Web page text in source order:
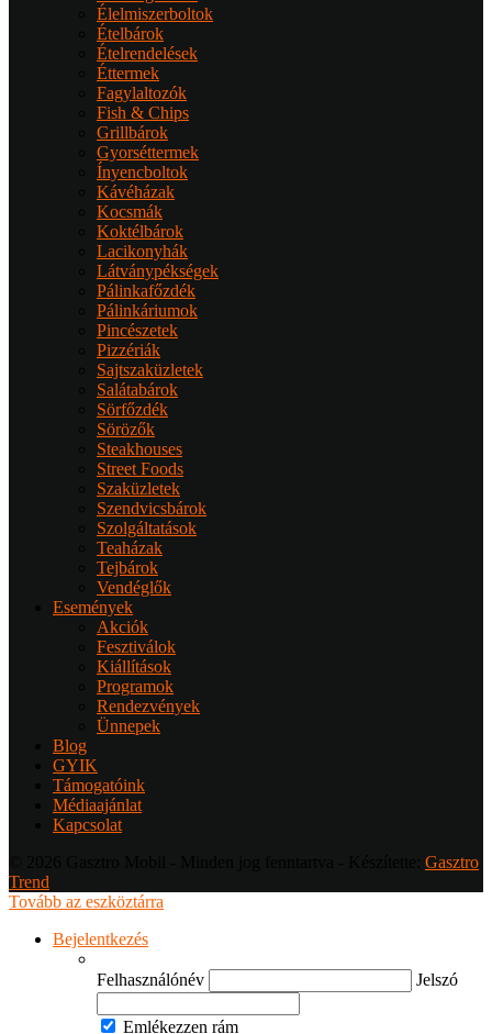
Élelmiszerboltok
Ételbárok
Ételrendelések
Éttermek
Fagylaltozók
Fish & Chips
Grillbárok
Gyorséttermek
Ínyencboltok
Kávéházak
Kocsmák
Koktélbárok
Lacikonyhák
Látványpékségek
Pálinkafőzdék
Pálinkáriumok
Pincészetek
Pizzériák
Sajtszaküzletek
Salátabárok
Sörfőzdék
Sörözők
Steakhouses
Street Foods
Szaküzletek
Szendvicsbárok
Szolgáltatások
Teaházak
Tejbárok
Vendéglők
Események
Akciók
Fesztiválok
Kiállítások
Programok
Rendezvények
Ünnepek
Blog
GYIK
Támogatóink
Médiaajánlat
Kapcsolat
Gasztro
Trend
Tovább az eszköztárra
Bejelentkezés
Felhasználónév Jelszó
Emlékezzen rám